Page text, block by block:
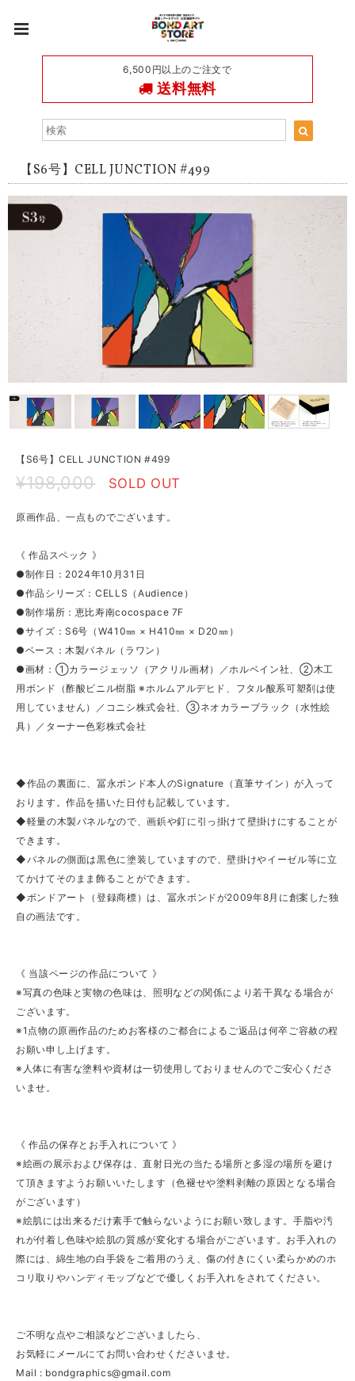
6,500円以上のご注文で
送料無料
【S6号】CELL JUNCTION #499
【S6号】CELL JUNCTION #499
¥198,000 SOLD OUT
原画作品、一点ものでございます。
《 作品スペック 》
●制作日：2024年10月31日
●作品シリーズ：CELLS（Audience）
●制作場所：恵比寿南cocospace 7F
●サイズ：S6号（W410㎜ × H410㎜ × D20㎜）
●ベース：木製パネル（ラワン）
●画材：①カラージェッソ（アクリル画材）／ホルベイン社、②木工
用ボンド（酢酸ビニル樹脂 ※ホルムアルデヒド、フタル酸系可塑剤は使
用していません）／コニシ株式会社、③ネオカラーブラック（水性絵
具）／ターナー色彩株式会社
◆作品の裏面に、冨永ボンド本人のSignature（直筆サイン）が入って
おります。作品を描いた日付も記載しています。
◆軽量の木製パネルなので、画鋲や釘に引っ掛けて壁掛けにすることが
できます。
◆パネルの側面は黒色に塗装していますので、壁掛けやイーゼル等に立
てかけてそのまま飾ることができます。
◆ボンドアート（登録商標）は、冨永ボンドが2009年8月に創案した独
自の画法です。
《 当該ページの作品について 》
※写真の色味と実物の色味は、照明などの関係により若干異なる場合が
ございます。
※1点物の原画作品のためお客様のご都合によるご返品は何卒ご容赦の程
お願い申し上げます。
※人体に有害な塗料や資材は一切使用しておりませんのでご安心くださ
いませ。
《 作品の保存とお手入れについて 》
※絵画の展示および保存は、直射日光の当たる場所と多湿の場所を避け
て頂きますようお願いいたします（色褪せや塗料剥離の原因となる場合
がございます）
※絵肌には出来るだけ素手で触らないようにお願い致します。手脂や汚
れが付着し色味や絵肌の質感が変化する場合がございます。お手入れの
際には、綿生地の白手袋をご着用のうえ、傷の付きにくい柔らかめのホ
コリ取りやハンディモップなどで優しくお手入れをされてください。
ご不明な点やご相談などございましたら、
お気軽にメールにてお問い合わせくださいませ。
Mail : bondgraphics@gmail.com